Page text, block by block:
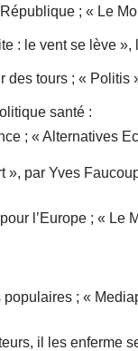
; « Le
: le vent se lève »,
tours ; « Politis
santé :
; « Alternatives
», par Yves
l’Europe ; « Le
; «
il les enferme